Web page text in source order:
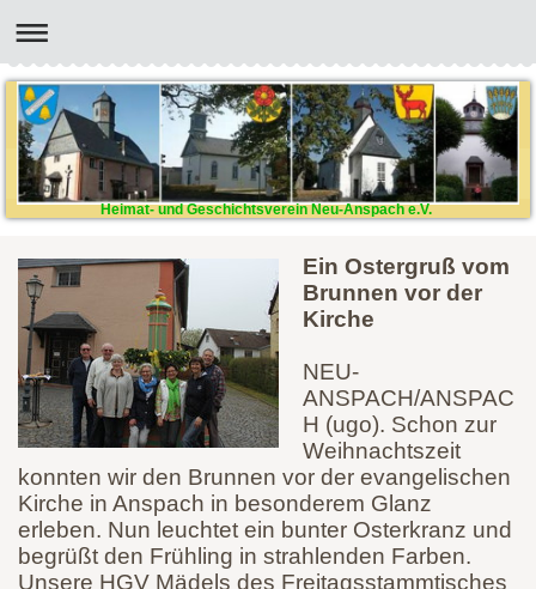
Heimat- und Geschichtsverein Neu-Anspach e.V.
Ein Ostergruß vom
Brunnen vor der
Kirche
NEU-
ANSPACH/ANSPAC
H (ugo). Schon zur
Weihnachtszeit
konnten wir den Brunnen vor der evangelischen
Kirche in Anspach in besonderem Glanz
erleben. Nun leuchtet ein bunter Osterkranz und
begrüßt den Frühling in strahlenden Farben.
Unsere HGV Mädels des Freitagsstammtisches